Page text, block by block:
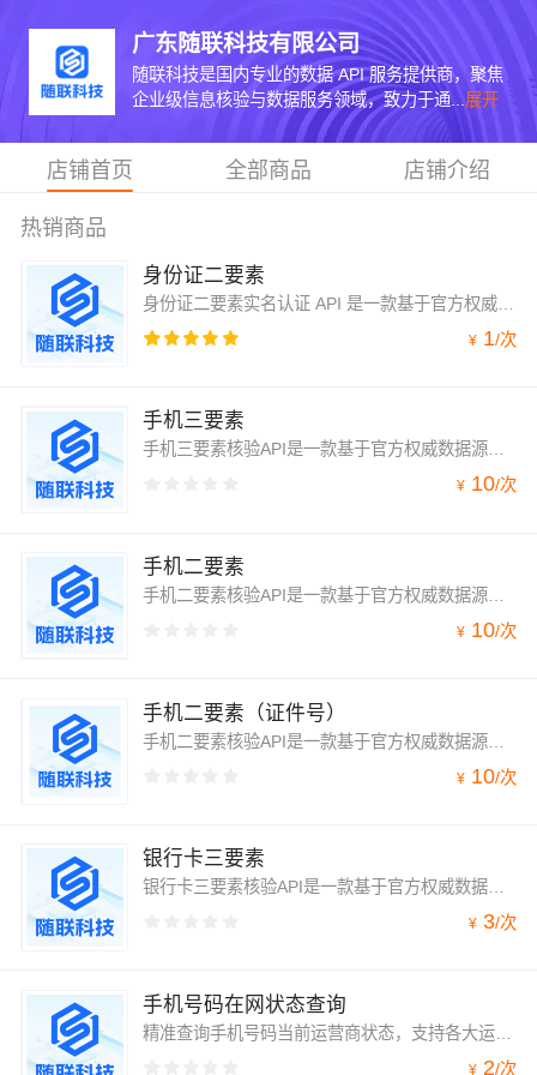
广东随联科技有限公司
随联科技是国内专业的数据 API 服务提供商，聚焦
企业级信息核验与数据服务领域，致力于通... 展开
店铺首页 全部商品 店铺介绍
热销商品
身份证二要素
身份证二要素实名认证 API 是一款基于官方权威数据源的实时身份核验服务，通过校验用户提供的“姓名+身份证号码”一致性，快速判定身份信息真实性。服务直连权威渠道，毫秒级返回核验结果，同时支持解析年龄、生日、归属地等附加信息。广泛适配金融风控、游戏防沉迷、政务服务、电商注册等需实名制的场景，助力企业构建合规高效的身份核验体系，降低虚假注册与欺诈风险。
¥ 1/次
手机三要素
手机三要素核验API是一款基于官方权威数据源的实时手机号码及身份核验服务，通过校验用户提供的“姓名+身份证号码+手机号码”实名信息 一致性，快速判定用户身份信息真实性。服务直连权威渠道，毫秒级返回核验结果。广泛适配金融风控、游戏防沉迷、政务服务、电商注册等需实名制的场景，助力企业构建合规高效的身份核验体系，降低虚假注册与欺诈风险。
¥ 10/次
手机二要素
¥ 10/次
手机二要素（证件号）
¥ 10/次
银行卡三要素
银行卡三要素核验API是一款基于官方权威数据源的实时身份信息和银行卡卡号一致性核验服务，通过校验用户提供的“姓名+身份证号码+银行卡号码”信息 一致性，快速判定用户身份和银行卡信息真实性。服务直连权威渠道，毫秒级返回核验结果。广泛适配金融风控、电商银行账号绑定等需实名制的场景，助力企业构建合规高效的身份核验体系，降低虚假信息与欺诈风险。
¥ 3/次
手机号码在网状态查询
精准查询手机号码当前运营商状态，支持各大运营商（中国移动、中国联通、中国电信），全面识别号码是否为空号、实号、在网、停机、沉默号、风险号、库无号（未知号码）等状态，返回的响应结果信息权威、准确、低延迟。
¥ 2/次